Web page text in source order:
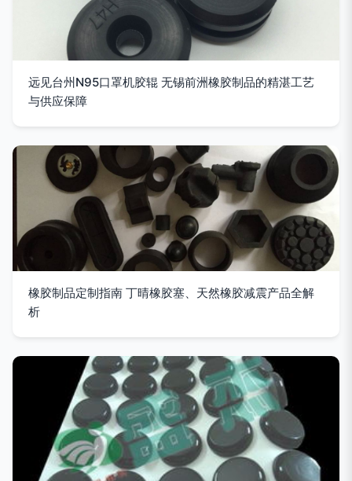
远见台州N95口罩机胶辊 无锡前洲橡胶制品的精湛工艺
与供应保障
橡胶制品定制指南 丁晴橡胶塞、天然橡胶减震产品全解
析